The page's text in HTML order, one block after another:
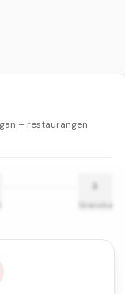
– restaurangen
3
Granska